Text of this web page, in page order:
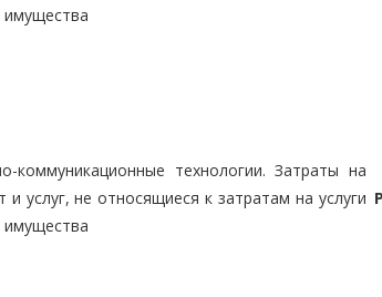
имущества
коммуникационные технологии. Затраты на
услуг, не относящиеся к затратам на услуги
имущества